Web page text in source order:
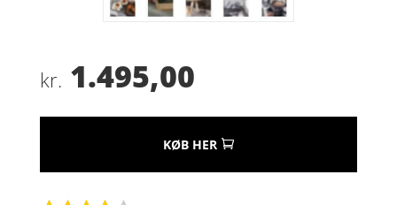
kr. 1.495,00
KØB HER